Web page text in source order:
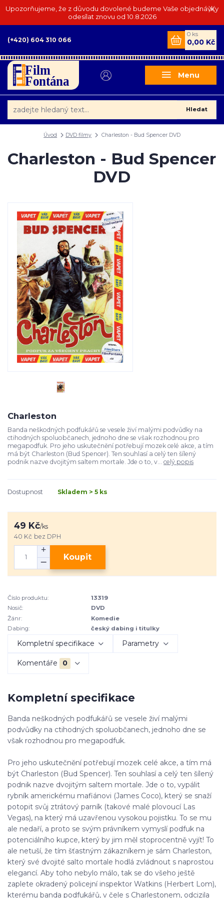
Upozorňujeme, že z důvodu dovolené budeme Vaše objednávky
odesílat znovu od 10.8.2026
Menu
Hledat
(+420) 604 310 066
0 ks
0,00 Kč
Úvod DVD filmy Charleston - Bud Spencer DVD
Charleston - Bud Spencer
DVD
Charleston
Banda neškodných podfukářů se vesele živí malými podvůdky na
ctihodných spoluobčanech, jednoho dne se však rozhodnou pro
megapodfuk. Pro jeho uskutečnění potřebují mozek celé akce, a tím
má být Charleston (Bud Spencer). Ten souhlasí a celý ten šílený
podnik nazve dvojitým saltem mortale. Jde o to, v... celý popis
Dostupnost Skladem > 5 ks
49 Kč/ks
40 Kč bez DPH
Koupit
Číslo produktu:
13319
Nosič:
DVD
Žánr:
Komedie
Dabing:
český dabing i titulky
Kompletní specifikace Parametry
Komentáře 0
Kompletní specifikace
Banda neškodných podfukářů se vesele živí malými
podvůdky na ctihodných spoluobčanech, jednoho dne se
však rozhodnou pro megapodfuk.
Pro jeho uskutečnění potřebují mozek celé akce, a tím má
být Charleston (Bud Spencer). Ten souhlasí a celý ten šílený
podnik nazve dvojitým saltem mortale. Jde o to, vypálit
rybník americkému mafiánovi (James Coco), který se snaží
potopit svůj ztrátový parník (takové malé plovoucí Las
Vegas), na který má uzavřenou vysokou pojistku. To se mu
ale nedaří, a proto se svým právníkem vymyslí podfuk na
potenciálního kupce, který by jim měl stoprocentně vyjít! To
ale netuší, že tím šťastným zákazníkem je sám Charleston,
který své dvojité salto mortale hodlá zvládnout s naprostou
elegancí. Aby toho nebylo málo, tak se do všeho ještě
zaplete okradený policejní inspektor Watkins (Herbert Lom),
kterému banda podfukářů, v čele s Charlestonem, odcizila